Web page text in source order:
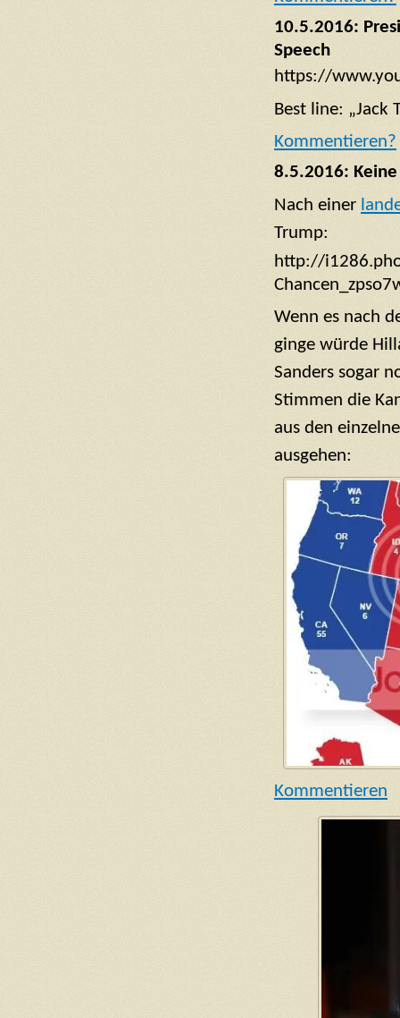
10.5.2016:
Speech
https://
Best line: „Jack
Kommentieren?
8.5.2016:
Nach einer
Trump:
http://
Wenn es nach
ginge würde
Sanders sogar
Stimmen die
aus den
ausgehen:
Kommentieren